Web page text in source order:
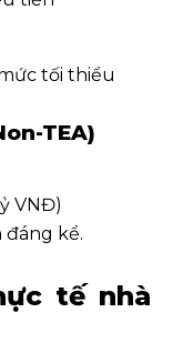
tối thiểu
TEA)
VNĐ)
đáng kể.
tế nhà